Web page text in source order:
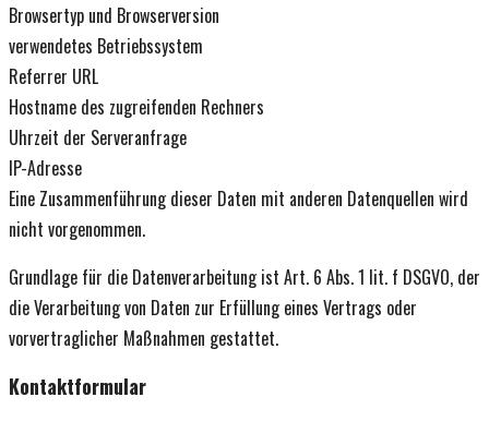
Browsertyp und Browserversion
verwendetes Betriebssystem
Referrer URL
Hostname des zugreifenden Rechners
Uhrzeit der Serveranfrage
IP-Adresse
Eine Zusammenführung dieser Daten mit anderen Datenquellen wird
nicht vorgenommen.
Grundlage für die Datenverarbeitung ist Art. 6 Abs. 1 lit. f DSGVO, der
die Verarbeitung von Daten zur Erfüllung eines Vertrags oder
vorvertraglicher Maßnahmen gestattet.
Kontaktformular